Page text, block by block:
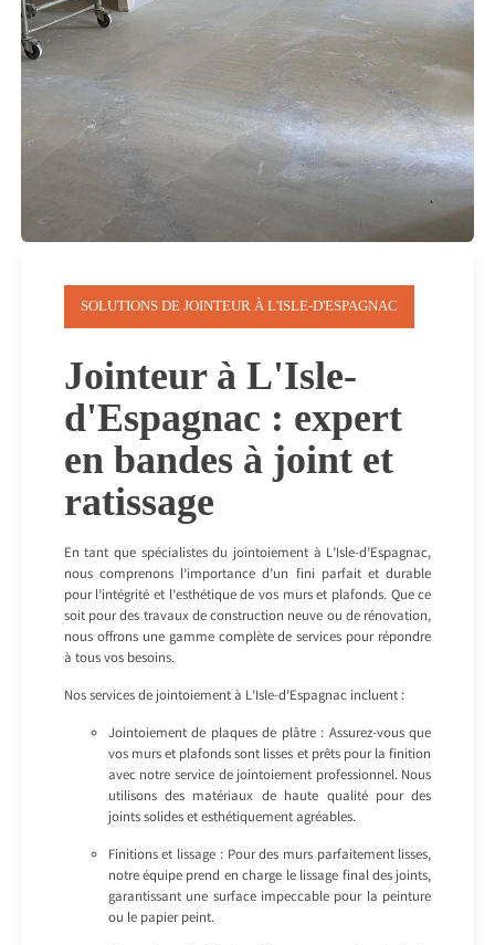
SOLUTIONS DE JOINTEUR À L'ISLE-D'ESPAGNAC
Jointeur à L'Isle-
d'Espagnac : expert
en bandes à joint et
ratissage
En tant que spécialistes du jointoiement à L’Isle-d’Espagnac,
nous comprenons l’importance d’un fini parfait et durable
pour l’intégrité et l’esthétique de vos murs et plafonds. Que ce
soit pour des travaux de construction neuve ou de rénovation,
nous offrons une gamme complète de services pour répondre
à tous vos besoins.
Nos services de jointoiement à L’Isle-d’Espagnac incluent :
Jointoiement de plaques de plâtre : Assurez-vous que
vos murs et plafonds sont lisses et prêts pour la finition
avec notre service de jointoiement professionnel. Nous
utilisons des matériaux de haute qualité pour des
joints solides et esthétiquement agréables.
Finitions et lissage : Pour des murs parfaitement lisses,
notre équipe prend en charge le lissage final des joints,
garantissant une surface impeccable pour la peinture
ou le papier peint.